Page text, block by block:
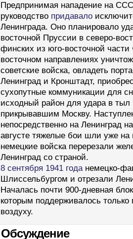
Предпринимая нападение на
руководство придавало
Ленинграда. Оно планировало
восточной Пруссии в северо-
финских из юго-восточной
восточном направлениях
советские войска, овладеть
Ленинград и Кронштадт,
сухопутные коммуникации для
исходный район для удара в
прикрывавшим Москву.
непосредственно на Ленинград
августе тяжелые бои шли уже на
немецкие войска перерезали
Ленинград со страной.
8 сентября 1941 годанемецко-
Шлиссельбургом и отрезали
Началась почти 900-дневная
которым поддерживалось
воздуху.
Обсуждение